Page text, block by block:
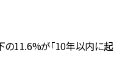
の11.6%が「10年以内に起